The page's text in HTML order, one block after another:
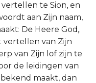
vertellen te Sion, en
aan Zijn naam,
De Heere God,
vertellen van Zijn
van Zijn lof zijn te
de leidingen van
maakt, dan